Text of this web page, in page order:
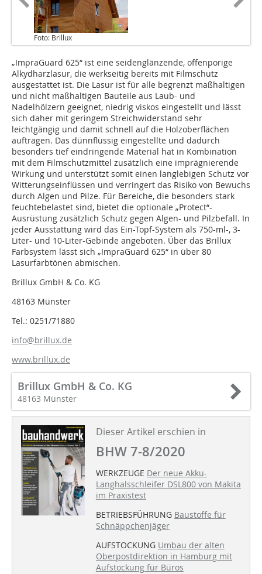
Foto: Brillux
„ImpraGuard 625“ ist eine seidenglänzende, offenporige
Alkydharzlasur, die werkseitig bereits mit Filmschutz
ausgestattet ist. Die Lasur ist für alle begrenzt maßhaltigen
und nicht maßhaltigen Bauteile aus Laub- und
Nadelhölzern geeignet, niedrig viskos eingestellt und lässt
sich daher mit geringem Streichwiderstand sehr
leichtgängig und damit schnell auf die Holzoberflächen
auftragen. Das dünnflüssig eingestellte und dadurch
besonders tief eindringende Material hat in Kombination
mit dem Filmschutzmittel zusätzlich eine imprägnierende
Wirkung und unterstützt somit einen langlebigen Schutz vor
Witterungseinflüssen und verringert das Risiko von Bewuchs
durch Algen und Pilze. Für Bereiche, die besonders stark
feuchtebelastet sind, bietet die optionale „Protect“-
Ausrüstung zusätzlich Schutz gegen Algen- und Pilzbefall. In
jeder Ausstattung wird das Ein-Topf-System als 750-ml-, 3-
Liter- und 10-Liter-Gebinde angeboten. Über das Brillux
Farbsystem lässt sich „ImpraGuard 625“ in über 80
Lasurfarbtönen abmischen.
Brillux GmbH & Co. KG
48163 Münster
Tel.: 0251/71880
info@brillux.de
www.brillux.de
Brillux GmbH & Co. KG
48163 Münster
Dieser Artikel erschien in
BHW 7-8/2020
WERKZEUGE Der neue Akku-
Langhalsschleifer DSL800 von Makita
im Praxistest
BETRIEBSFÜHRUNG Baustoffe für
Schnäppchenjäger
AUFSTOCKUNG Umbau der alten
Oberpostdirektion in Hamburg mit
Aufstockung für Büros